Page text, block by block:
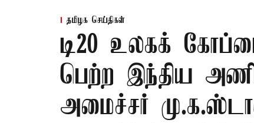
தமிழக செய்திகள்
டி20 உலகக்
பெற்ற இந்திய
அமைச்சர்